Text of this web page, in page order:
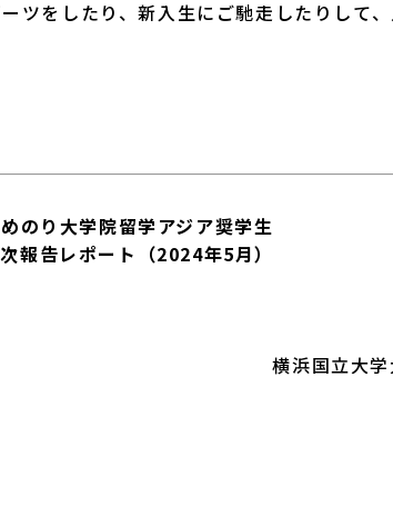
ツをしたり、新入生にご馳走したりして
のり大学院留学アジア奨学生
報告レポート（2024年5月）
横浜国立大